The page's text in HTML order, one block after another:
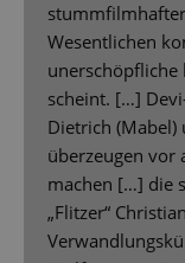
Wesentlichen
scheint. […]
Dietrich (Mabel)
überzeugen
machen […] die
„Flitzer“